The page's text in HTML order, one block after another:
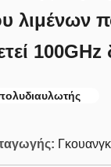
λιμένων